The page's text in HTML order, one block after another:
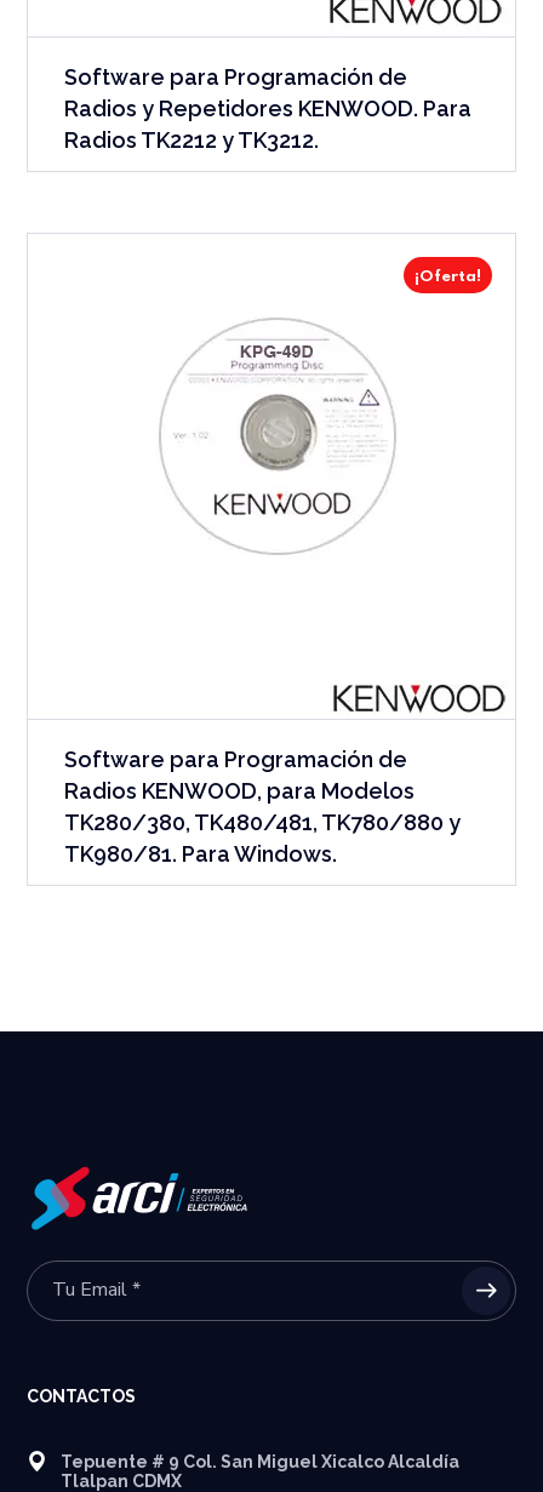
Software para Programación de
Radios y Repetidores KENWOOD. Para
Radios TK2212 y TK3212.
¡Oferta!
Software para Programación de
Radios KENWOOD, para Modelos
TK280/380, TK480/481, TK780/880 y
TK980/81. Para Windows.
CONTACTOS
Tepuente # 9 Col. San Miguel Xicalco Alcaldía
Tlalpan CDMX